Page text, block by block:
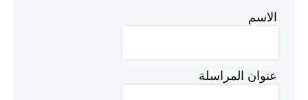
الاسم
عنوان المراسلة